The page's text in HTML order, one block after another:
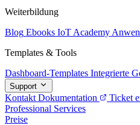
Weiterbildung
Blog Ebooks IoT Academy
Templates & Tools
Dashboard-Templates Integrierte
Support
Kontakt Dokumentation Ticket
Professional Services
Preise